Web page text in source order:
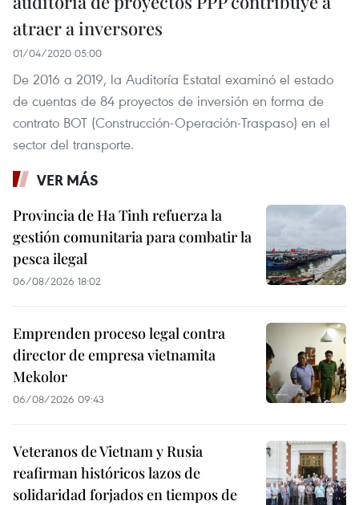
atraer a inversores
01/04/2020 05:00
De 2016 a 2019, la Auditoría Estatal examinó el estado
de cuentas de 84 proyectos de inversión en forma de
contrato BOT (Construcción-Operación-Traspaso) en el
sector del transporte.
VER MÁS
Provincia de Ha Tinh refuerza la
gestión comunitaria para combatir la
pesca ilegal
06/08/2026 18:02
Emprenden proceso legal contra
director de empresa vietnamita
Mekolor
06/08/2026 09:43
Veteranos de Vietnam y Rusia
reafirman históricos lazos de
solidaridad forjados en tiempos de